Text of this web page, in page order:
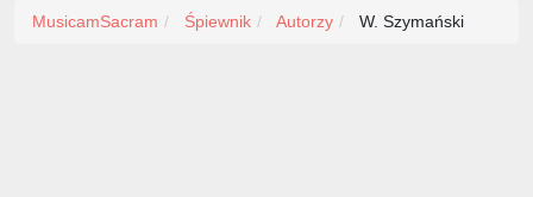
MusicamSacram Śpiewnik Autorzy W. Szymański